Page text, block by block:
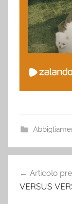
articoli
Articolo
VERSUS